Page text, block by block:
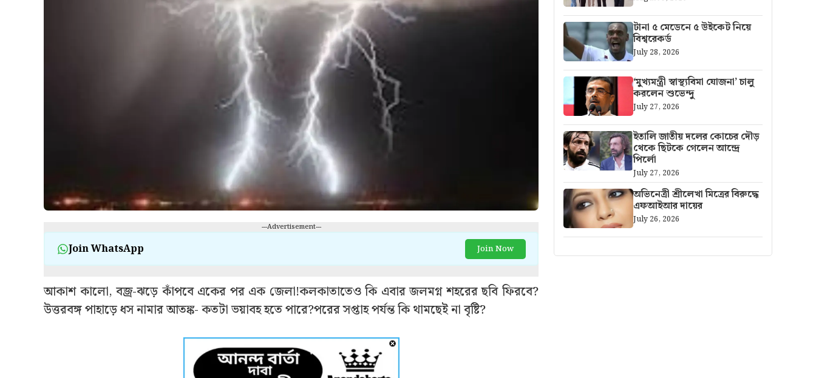
---Advertisement---
Join WhatsApp Join Now
আকাশ কালো, বজ্র-ঝড়ে কাঁপবে একের পর এক জেলা!কলকাতাতেও কি এবার জলমগ্ন শহরের ছবি ফিরবে?
উত্তরবঙ্গ পাহাড়ে ধস নামার আতঙ্ক- কতটা ভয়াবহ হতে পারে?পরের সপ্তাহ পর্যন্ত কি থামছেই না বৃষ্টি?
টানা ৫ মেডেনে ৫ উইকেট নিয়ে
বিশ্বরেকর্ড
July 28, 2026
‘মুখ্যমন্ত্রী স্বাস্থ্যবিমা যোজনা’ চালু
করলেন শুভেন্দু
July 27, 2026
ইতালি জাতীয় দলের কোচের দৌড়
থেকে ছিটকে গেলেন আন্দ্রে
পির্লো
July 27, 2026
অভিনেত্রী শ্রীলেখা মিত্রের বিরুদ্ধে
এফআইআর দায়ের
July 26, 2026